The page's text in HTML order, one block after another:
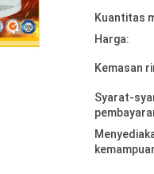
Kuantitas
Harga:
Kemasan
Syarat-